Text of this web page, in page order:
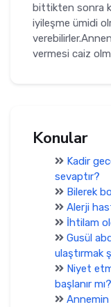
bittikten sonra
iyileşme ümidi
vermesi caiz
Konular
Kadir
sevaptır?
Bilerek
Alerji
İhtilam
Gusül
ulaştırmak
Niyet
başlanır mı?